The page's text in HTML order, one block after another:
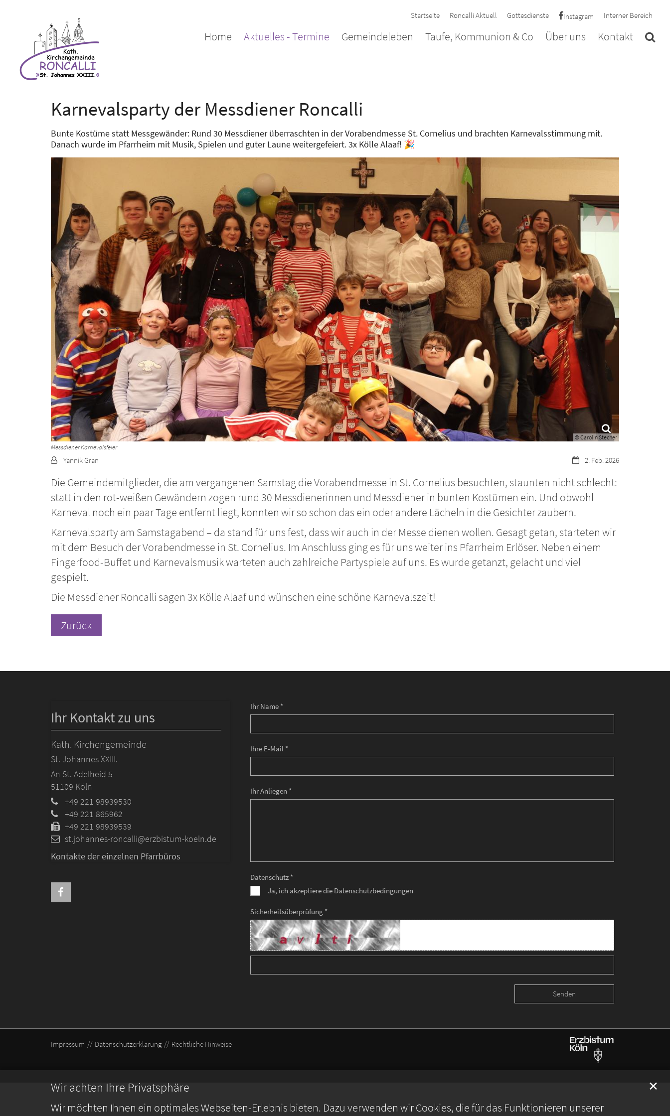
Wir achten Ihre Privatsphäre
Wir möchten Ihnen ein optimales Webseiten-Erlebnis bieten. Dazu verwenden wir Cookies, die für das Funktionieren unserer
✕
Startseite Roncalli Aktuell Gottesdienste Instagram Interner Bereich
Home Aktuelles - Termine Gemeindeleben Taufe, Kommunion & Co Über uns Kontakt
Karnevalsparty der Messdiener Roncalli
Bunte Kostüme statt Messgewänder: Rund 30 Messdiener überraschten in der Vorabendmesse St. Cornelius und brachten Karnevalsstimmung mit.
Danach wurde im Pfarrheim mit Musik, Spielen und guter Laune weitergefeiert. 3x Kölle Alaaf! 🎉
© Carolin Stecher
Messdiener Karnevalsfeier
Datum:2. Feb. 2026
Von: Yannik Gran
Die Gemeindemitglieder, die am vergangenen Samstag die Vorabendmesse in St. Cornelius besuchten, staunten nicht schlecht:
statt in den rot-weißen Gewändern zogen rund 30 Messdienerinnen und Messdiener in bunten Kostümen ein. Und obwohl
Karneval noch ein paar Tage entfernt liegt, konnten wir so schon das ein oder andere Lächeln in die Gesichter zaubern.
Karnevalsparty am Samstagabend – da stand für uns fest, dass wir auch in der Messe dienen wollen. Gesagt getan, starteten wir
mit dem Besuch der Vorabendmesse in St. Cornelius. Im Anschluss ging es für uns weiter ins Pfarrheim Erlöser. Neben einem
Fingerfood-Buffet und Karnevalsmusik warteten auch zahlreiche Partyspiele auf uns. Es wurde getanzt, gelacht und viel
gespielt.
Die Messdiener Roncalli sagen 3x Kölle Alaaf und wünschen eine schöne Karnevalszeit!
Zurück
Ihr Name *
Ihre E-Mail *
Ihr Anliegen *
Datenschutz *
Ja, ich akzeptiere die Datenschutzbedingungen
Sicherheitsüberprüfung *
Ihr Kontakt zu uns
Kath. Kirchengemeinde
St. Johannes XXIII.
An St. Adelheid 5
51109 Köln
+49 221 98939530
+49 221 865962
+49 221 98939539
st.johannes-roncalli@erzbistum-koeln.de
Kontakte der einzelnen Pfarrbüros
Impressum Datenschutzerklärung Rechtliche Hinweise